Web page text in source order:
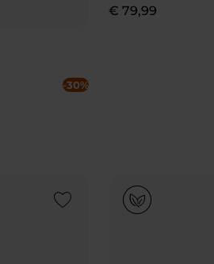
-30%
€ 79,99
Add to Wishlist